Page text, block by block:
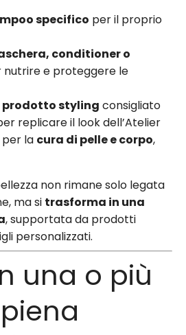
specifico per il proprio
conditioner o
nutrire e proteggere le
prodotto styling consigliato
replicare il look dell’Atelier
la cura di pelle e corpo,
non rimane solo legata
ma si trasforma in una
, supportata da prodotti
personalizzati.
una o più